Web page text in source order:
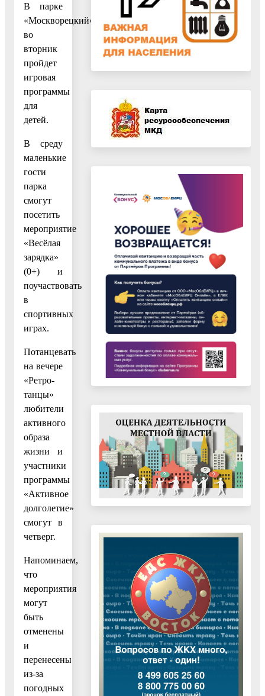
В парке
«Москворецкий»
во
вторник
пройдет
игровая
программы
для
детей.
В среду
маленькие
гости
парка
смогут
посетить
мероприятие
«Весёлая
зарядка»
(0+) и
поучаствовать
в
спортивных
играх.
Потанцевать
на вечере
«Ретро-
танцы»
любители
активного
образа
жизни и
участники
программы
«Активное
долголетие»
смогут в
четверг.
Напоминаем,
что
мероприятия
могут
быть
отменены
и
перенесены
из-за
погодных